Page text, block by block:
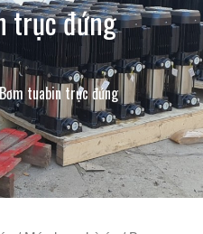
trục đứng
tuabin trục đứng